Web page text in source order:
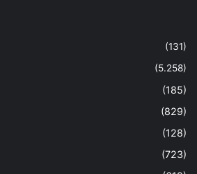
(131)
(5.258)
(185)
(829)
(128)
(723)